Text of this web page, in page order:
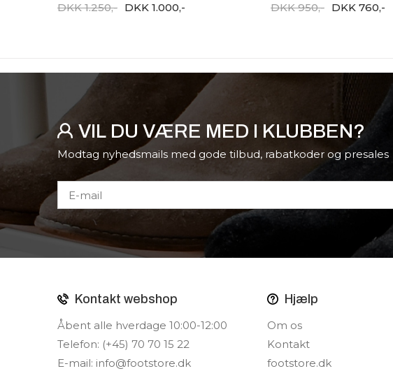
DKK 1.250,- DKK 1.000,-
DKK 950,- DKK 760,-
VIL DU VÆRE MED I KLUBBEN?
Modtag nyhedsmails med gode tilbud, rabatkoder og presales
Kontakt webshop
Åbent alle hverdage 10:00-12:00
Telefon: (+45) 70 70 15 22
E-mail: info@footstore.dk
Hjælp
Om os
Kontakt
footstore.dk